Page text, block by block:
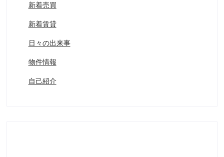
新着売買
新着賃貸
日々の出来事
物件情報
自己紹介